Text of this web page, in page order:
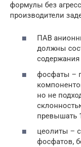
формулы без
производители
ПАВ
должны
содержания
фосфаты –
но не
превышать
цеолиты –
фосфатов,